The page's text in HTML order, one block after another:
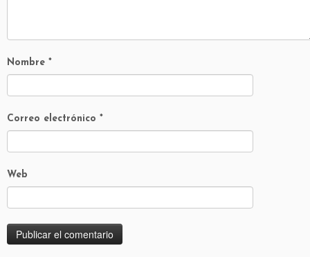
Nombre *
Correo electrónico *
Web